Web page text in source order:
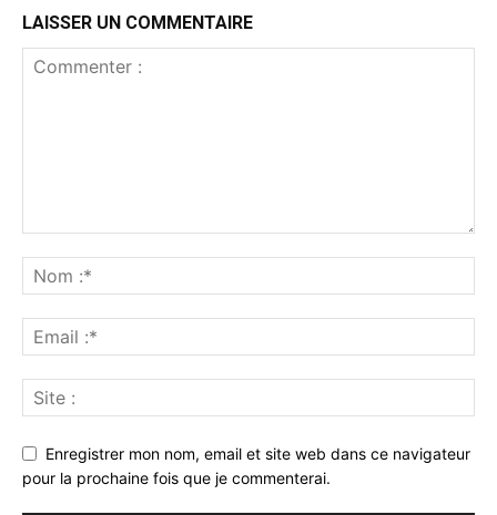
LAISSER UN COMMENTAIRE
Enregistrer mon nom, email et site web dans ce navigateur
pour la prochaine fois que je commenterai.